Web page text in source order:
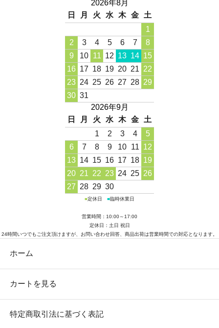
2026年8月
日
月 火 水 木 金
土
1
2
3 4 5 6 7
8
9
10 11 12 13 14 15
16 17 18 19 20 21 22
23 24 25 26 27 28 29
30 31
2026年9月
日
月 火 水 木 金
土
1
2 3 4
5
6
7 8 9 10 11 12
13 14 15 16 17 18 19
20 21 22 23 24 25 26
27 28 29 30
■定休日 ■臨時休業日
営業時間：10:00～17:00
定休日：土日 祝日
24時間いつでもご注文頂けますが、お問い合わせ回答、商品出荷は営業時間での対応となります。
ホーム
カートを見る
特定商取引法に基づく表記